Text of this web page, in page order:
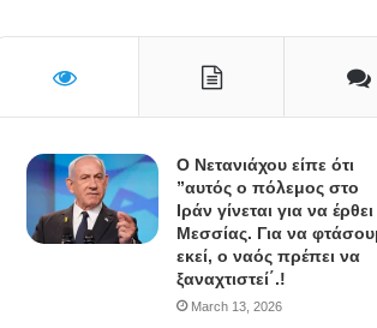
Ο Νετανιάχου είπε ότι
”αυτός ο πόλεμος στο
Ιράν γίνεται για να
Μεσσίας. Για να
εκεί, ο ναός πρέπει να
ξαναχτιστεί΄.!
March 13, 2026